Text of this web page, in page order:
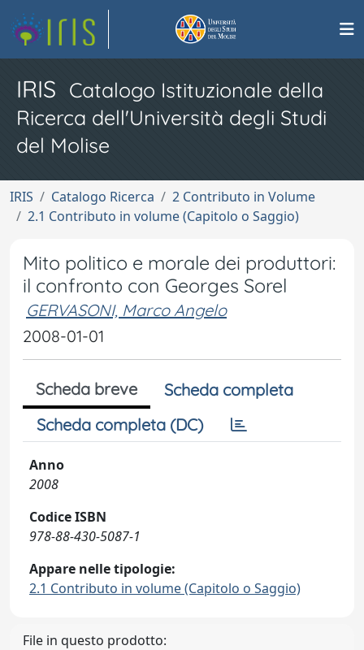
IRIS Catalogo Istituzionale della
Ricerca dell'Università degli Studi
del Molise
IRIS Catalogo Ricerca
2 Contributo in Volume
2.1 Contributo in volume (Capitolo o Saggio)
Mito politico e morale dei produttori:
il confronto con Georges Sorel
GERVASONI, Marco Angelo
2008-01-01
Scheda breve
Scheda completa
Scheda completa (DC)
Anno
2008
Codice ISBN
978-88-430-5087-1
Appare nelle tipologie:
2.1 Contributo in volume (Capitolo o Saggio)
File in questo prodotto: